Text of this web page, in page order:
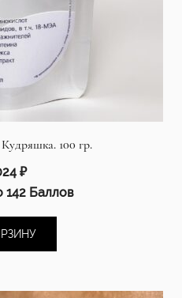
100 гр.
₽
142 Баллов